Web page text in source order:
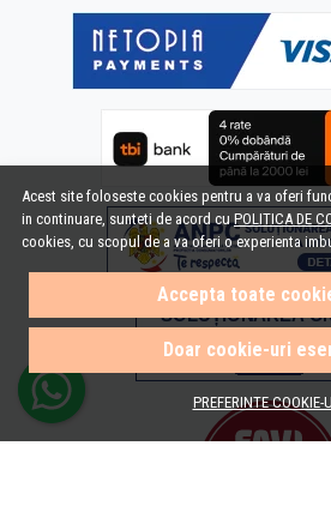
Acest site foloseste cookies pentru a va oferi
in continuare, sunteti de acord cuPOLITICA DE
cookies, cu scopul de a va oferi o experienta
Accepta toate
Doar cookie-uri
PREFERINTE COOKIE-